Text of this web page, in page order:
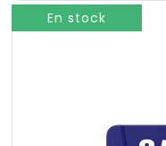
En stock